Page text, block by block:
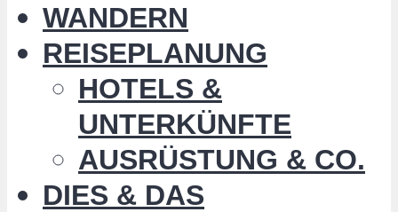
WANDERN
REISEPLANUNG
HOTELS &
UNTERKÜNFTE
AUSRÜSTUNG & CO.
DIES & DAS